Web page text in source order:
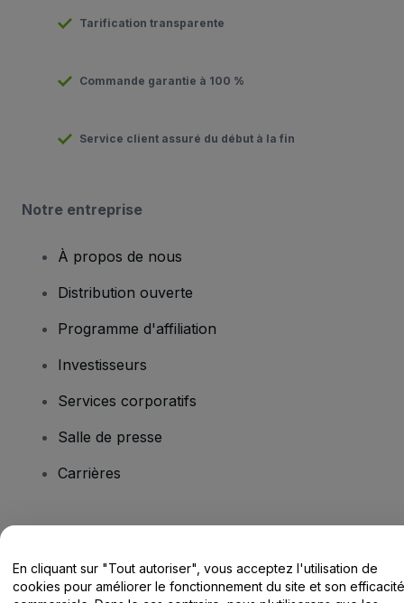
Tarification transparente
Commande garantie à 100 %
Service client assuré du début à la fin
Notre entreprise
À propos de nous
Distribution ouverte
Programme d'affiliation
Investisseurs
Services corporatifs
Salle de presse
Carrières
Centre d'assistance / Nous contacter
En cliquant sur "Tout autoriser", vous acceptez l'utilisation de
cookies pour améliorer le fonctionnement du site et son efficacité